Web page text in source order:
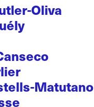
Oliva
Matutano